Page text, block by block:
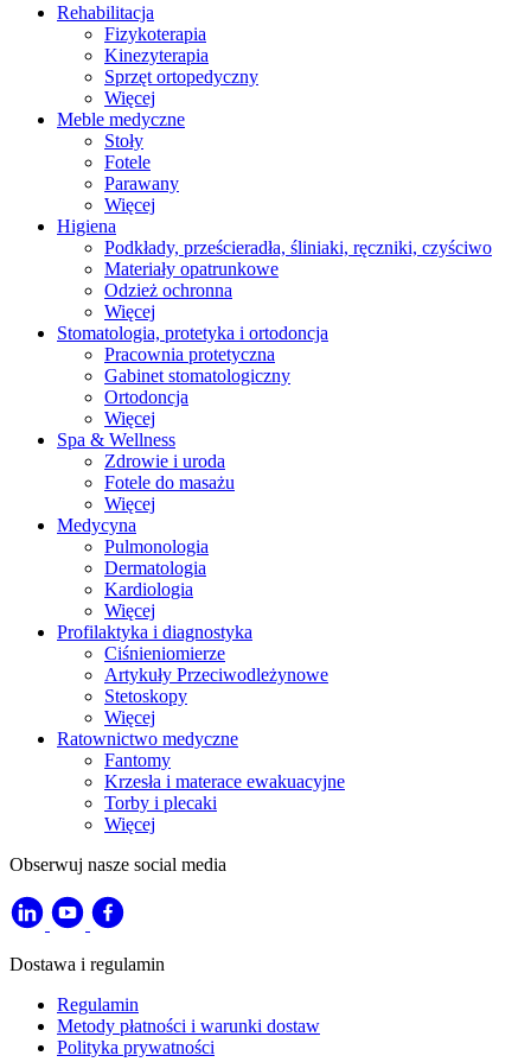
Rehabilitacja
Fizykoterapia
Kinezyterapia
Sprzęt ortopedyczny
Więcej
Meble medyczne
Stoły
Fotele
Parawany
Więcej
Higiena
Podkłady, prześcieradła, śliniaki, ręczniki, czyściwo
Materiały opatrunkowe
Odzież ochronna
Więcej
Stomatologia, protetyka i ortodoncja
Pracownia protetyczna
Gabinet stomatologiczny
Ortodoncja
Więcej
Spa & Wellness
Zdrowie i uroda
Fotele do masażu
Więcej
Medycyna
Pulmonologia
Dermatologia
Kardiologia
Więcej
Profilaktyka i diagnostyka
Ciśnieniomierze
Artykuły Przeciwodleżynowe
Stetoskopy
Więcej
Ratownictwo medyczne
Fantomy
Krzesła i materace ewakuacyjne
Torby i plecaki
Więcej
Obserwuj nasze social media
Dostawa i regulamin
Regulamin
Metody płatności i warunki dostaw
Polityka prywatności